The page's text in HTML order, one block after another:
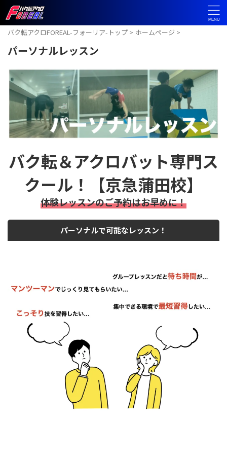
バク転アクロFOREAL-フォーリア-トップ > ホームページ >
パーソナルレッスン
バク転＆アクロバット専門ス
クール！【京急蒲田校】
体験レッスンのご予約はお早めに！
パーソナルで可能なレッスン！